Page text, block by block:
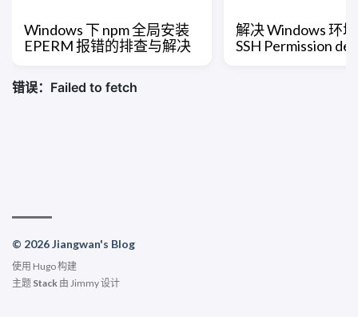
Windows 下 npm 全局安装
EPERM 报错的排查与解决
解决 Windows 环
SSH Permission
© 2026 Jiangwan's Blog
使用 Hugo构建
主题 Stack 由 Jimmy设计